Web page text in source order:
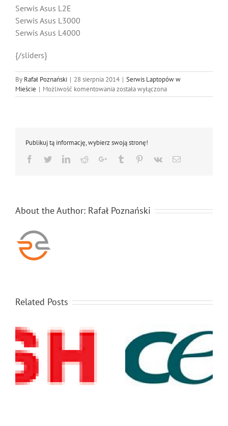
Serwis Asus L2E
Serwis Asus L3000
Serwis Asus L4000
{/sliders}
By Rafał Poznański | 28 sierpnia 2014 | Serwis Laptopów w
Mieście | Możliwość komentowaniaAsus
Serwis
została wyłączona
Publikuj tą informację, wybierz swoją stronę!
Facebook
TwitterLinkedIn
RedditGoogle+Tumblr Pinterest
Vk Email
About the Author: Rafał Poznański
Related Posts
Acer Serwis Laptopów